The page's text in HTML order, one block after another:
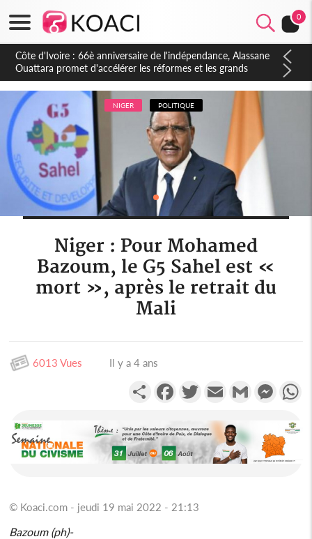
0
Côte d'Ivoire : À Abidjan, Amadou Oury Bah admire le modèle
ivoirien et veut s'en inspirer pour accélérer le développement
de la Guinée
NIGER POLITIQUE
Niger : Pour Mohamed
Bazoum, le G5 Sahel est «
mort », après le retrait du
Mali
6013 Vues Il y a 4 ans
PartagerFacebookTwitterEmail Gmail
© Koaci.com - jeudi 19 mai 2022 - 21:13
Bazoum (ph)-